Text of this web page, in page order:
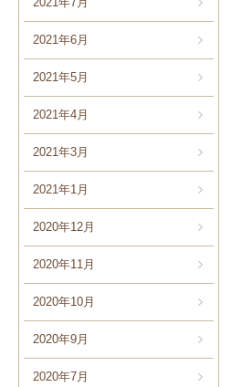
2021年6月
2021年5月
2021年4月
2021年3月
2021年1月
2020年12月
2020年11月
2020年10月
2020年9月
2020年7月